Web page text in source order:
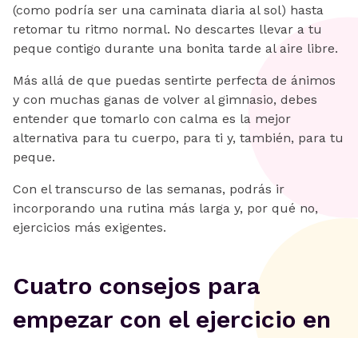
(como podría ser una caminata diaria al sol) hasta
retomar tu ritmo normal. No descartes llevar a tu
peque contigo durante una bonita tarde al aire libre.
Más allá de que puedas sentirte perfecta de ánimos
y con muchas ganas de volver al gimnasio, debes
entender que tomarlo con calma es la mejor
alternativa para tu cuerpo, para ti y, también, para tu
peque.
Con el transcurso de las semanas, podrás ir
incorporando una rutina más larga y, por qué no,
ejercicios más exigentes.
Cuatro consejos para
empezar con el ejercicio en